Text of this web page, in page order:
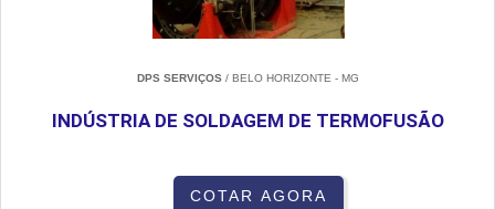
DPS SERVIÇOS/ BELO HORIZONTE - MG
INDÚSTRIA DE SOLDAGEM DE TERMOFUSÃO
COTAR AGORA